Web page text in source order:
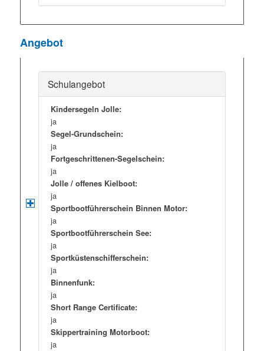
Angebot
Schulangebot
Kindersegeln Jolle:
ja
Segel-Grundschein:
ja
Fortgeschrittenen-Segelschein:
ja
Jolle / offenes Kielboot:
ja
Sportbootführerschein Binnen Motor:
ja
Sportbootführerschein See:
ja
Sportküstenschifferschein:
ja
Binnenfunk:
ja
Short Range Certificate:
ja
Skippertraining Motorboot:
ja